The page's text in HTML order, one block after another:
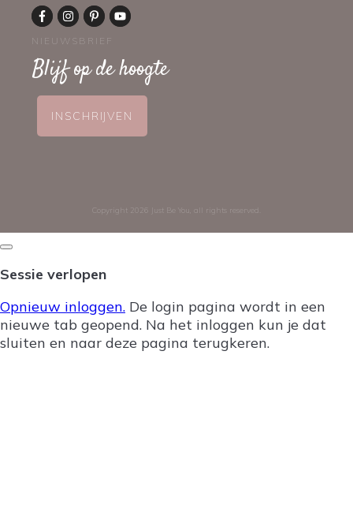
NIEUWSBRIEF
Blijf op de hoogte
INSCHRIJVEN
Copyright 2026 Just Be You , all rights reserved.
Dialoogvenster
Sessie verlopen
Opnieuw inloggen. De login pagina wordt in een
nieuwe tab geopend. Na het inloggen kun je dat
sluiten en naar deze pagina terugkeren.